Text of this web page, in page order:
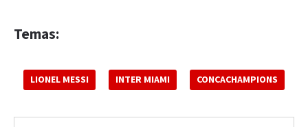
Temas:
LIONEL MESSI INTER MIAMI CONCACHAMPIONS